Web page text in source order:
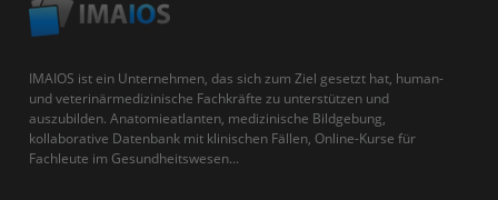
IMAIOS ist ein Unternehmen, das sich zum Ziel gesetzt hat, human-
und veterinärmedizinische Fachkräfte zu unterstützen und
auszubilden. Anatomieatlanten, medizinische Bildgebung,
kollaborative Datenbank mit klinischen Fällen, Online-Kurse für
Fachleute im Gesundheitswesen...